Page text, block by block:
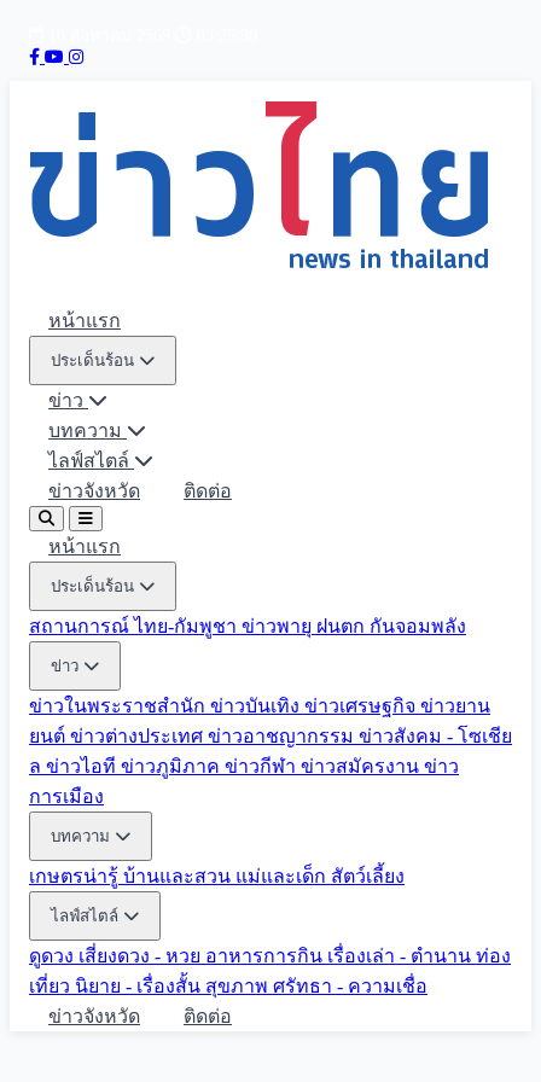
หน้าแรก
ประเด็นร้อน
ข่าว
บทความ
ไลฟ์สไตล์
ข่าวจังหวัด
ติดต่อ
หน้าแรก
ประเด็นร้อน
สถานการณ์ ไทย-กัมพูชา ข่าวพายุ ฝนตก กันจอมพลัง
ข่าว
ข่าวในพระราชสำนัก ข่าวบันเทิง ข่าวเศรษฐกิจ ข่าวยาน
ยนต์ ข่าวต่างประเทศ ข่าวอาชญากรรม ข่าวสังคม - โซเชีย
ล ข่าวไอที ข่าวภูมิภาค ข่าวกีฬา ข่าวสมัครงาน ข่าว
การเมือง
บทความ
เกษตรน่ารู้ บ้านและสวน แม่และเด็ก สัตว์เลี้ยง
ไลฟ์สไตล์
ดูดวง เสี่ยงดวง - หวย อาหารการกิน เรื่องเล่า - ตำนาน ท่อง
เที่ยว นิยาย - เรื่องสั้น สุขภาพ ศรัทธา - ความเชื่อ
ข่าวจังหวัด
ติดต่อ